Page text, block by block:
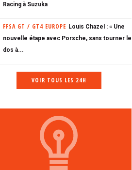
Racing à Suzuka
FFSA GT / GT4 EUROPE Louis Chazel : « Une
nouvelle étape avec Porsche, sans tourner le
dos à...
VOIR TOUS LES 24H